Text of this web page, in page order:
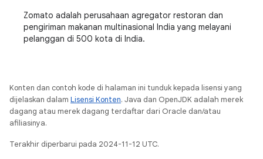
Zomato adalah perusahaan agregator restoran dan
pengiriman makanan multinasional India yang melayani
pelanggan di 500 kota di India.
Konten dan contoh kode di halaman ini tunduk kepada lisensi yang
dijelaskan dalam Lisensi Konten. Java dan OpenJDK adalah merek
dagang atau merek dagang terdaftar dari Oracle dan/atau
afiliasinya.
Terakhir diperbarui pada 2024-11-12 UTC.